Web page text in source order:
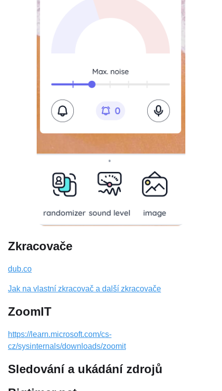
Zkracovače
dub.co
Jak na vlastní zkracovač a další zkracovače
ZoomIT
https://learn.microsoft.com/cs-
cz/sysinternals/downloads/zoomit
Sledování a ukádání zdrojů